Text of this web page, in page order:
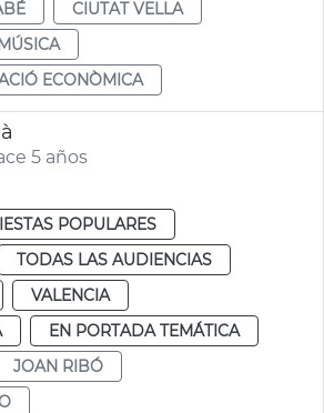
CIUTAT VELLA
ECONÒMICA
5 años
POPULARES
TODAS LAS AUDIENCIAS
VALENCIA
EN PORTADA TEMÁTICA
JOAN RIBÓ